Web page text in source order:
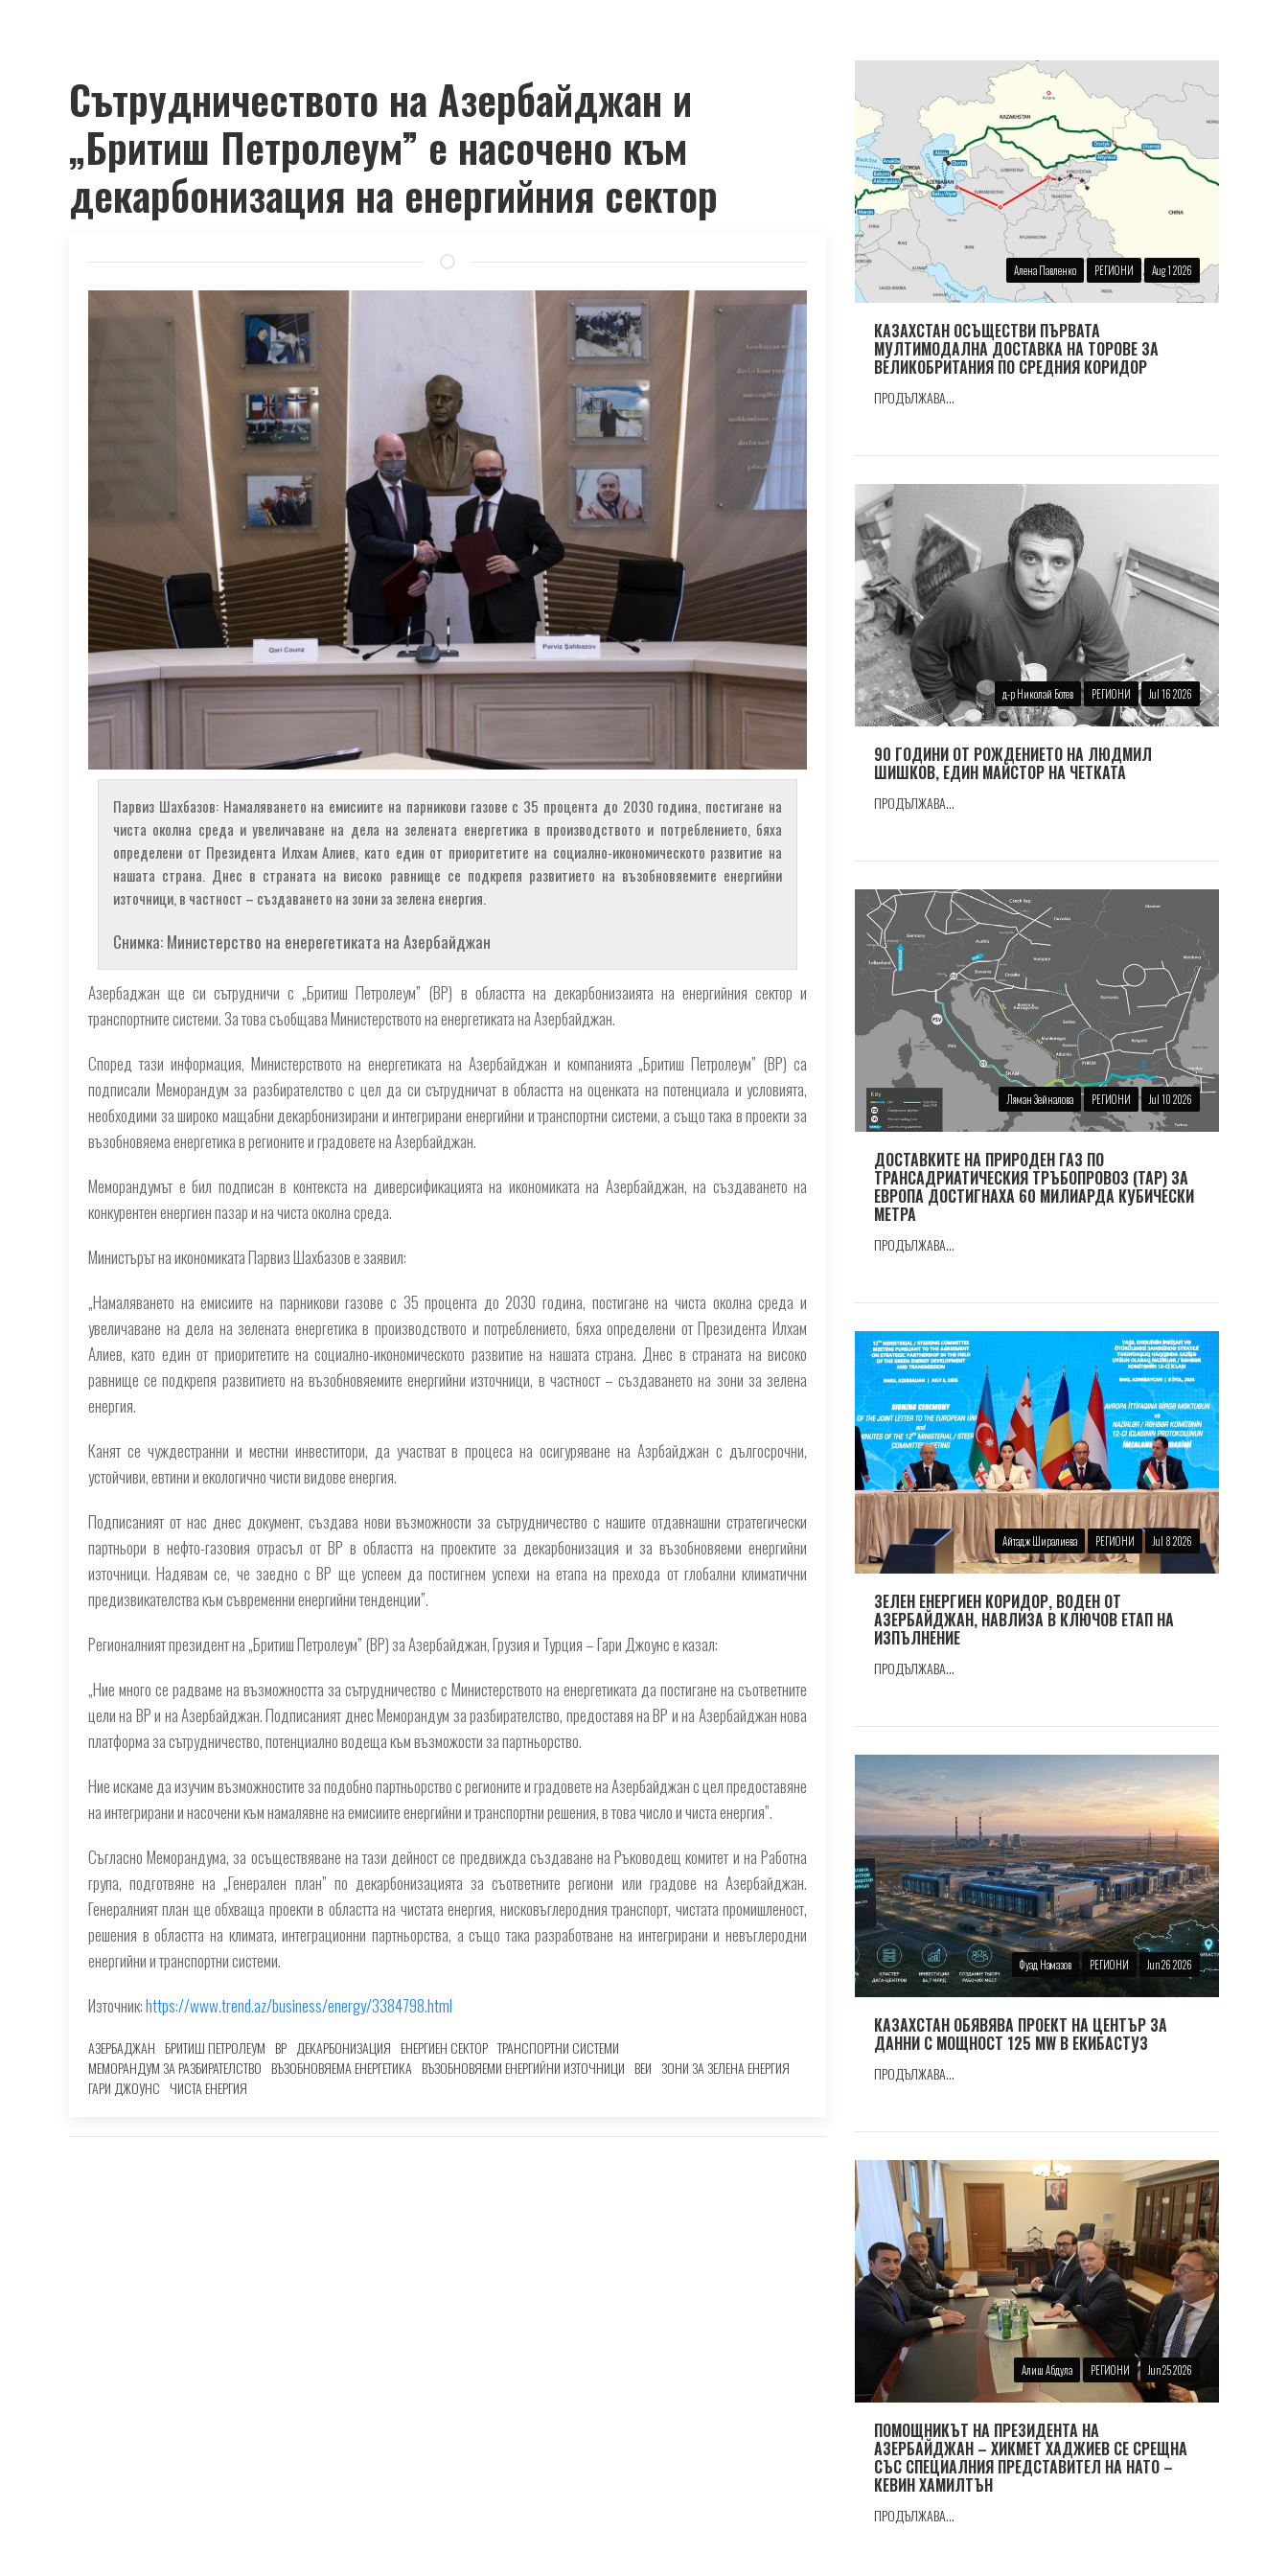
Сътрудничеството на Азербайджан и
„Бритиш Петролеум” е насочено към
декарбонизация на енергийния сектор
Парвиз Шахбазов: Намаляването на емисиите на парникови газове с 35 процента до 2030 година, постигане на
чиста околна среда и увеличаване на дела на зелената енергетика в производството и потреблението, бяха
определени от Президента Илхам Алиев, като един от приоритетите на социално-икономическото развитие на
нашата страна. Днес в страната на високо равнище се подкрепя развитието на възобновяемите енергийни
източници, в частност – създаването на зони за зелена енергия.
Снимка: Министерство на енерегетиката на Азербайджан
Азербаджан ще си сътрудничи с „Бритиш Петролеум” (BP) в областта на декарбонизаията на енергийния сектор и
транспортните системи. За това съобщава Министерството на енергетиката на Азербайджан.
Според тази информация, Министерството на енергетиката на Азербайджан и компанията „Бритиш Петролеум” (BP) са
подписали Меморандум за разбирателство с цел да си сътрудничат в областта на оценката на потенциала и условията,
необходими за широко мащабни декарбонизирани и интегрирани енергийни и транспортни системи, а също така в проекти за
възобновяема енергетика в регионите и градовете на Азербайджан.
Меморандумът е бил подписан в контекста на диверсификацията на икономиката на Азербайджан, на създаването на
конкурентен енергиен пазар и на чиста околна среда.
Министърът на икономиката Парвиз Шахбазов е заявил:
„Намаляването на емисиите на парникови газове с 35 процента до 2030 година, постигане на чиста околна среда и
увеличаване на дела на зелената енергетика в производството и потреблението, бяха определени от Президента Илхам
Алиев, като един от приоритетите на социално-икономическото развитие на нашата страна. Днес в страната на високо
равнище се подкрепя развитието на възобновяемите енергийни източници, в частност – създаването на зони за зелена
енергия.
Канят се чуждестранни и местни инвеститори, да участват в процеса на осигуряване на Азрбайджан с дългосрочни,
устойчиви, евтини и екологично чисти видове енергия.
Подписаният от нас днес документ, създава нови възможности за сътрудничество с нашите отдавнашни стратегически
партньори в нефто-газовия отрасъл от BP в областта на проектите за декарбонизация и за възобновяеми енергийни
източници. Надявам се, че заедно с BP ще успеем да постигнем успехи на етапа на прехода от глобални климатични
предизвикателства към съвременни енергийни тенденции”.
Регионалният президент на „Бритиш Петролеум” (BP) за Азербайджан, Грузия и Турция – Гари Джоунс е казал:
„Ние много се радваме на възможността за сътрудничество с Министерството на енергетиката да постигане на съответните
цели на BP и на Азербайджан. Подписаният днес Меморандум за разбирателство, предоставя на BP и на Азербайджан нова
платформа за сътрудничество, потенциално водеща към възможости за партньорство.
Ние искаме да изучим възможностите за подобно партньорство с регионите и градовете на Азербайджан с цел предоставяне
на интегрирани и насочени към намалявне на емисиите енергийни и транспортни решения, в това число и чиста енергия”.
Съгласно Меморандума, за осъществяване на тази дейност се предвижда създаване на Ръководещ комитет и на Работна
група, подготвяне на „Генерален план” по декарбонизацията за съответните региони или градове на Азербайджан.
Генералният план ще обхваща проекти в областта на чистата енергия, нисковъглеродния транспорт, чистата промишленост,
решения в областта на климата, интеграционни партньорства, а също така разработване на интегрирани и невъглеродни
енергийни и транспортни системи.
Източник:https://www.trend.az/business/energy/3384798.html
АЗЕРБАДЖАН БРИТИШ ПЕТРОЛЕУМ BP ДЕКАРБОНИЗАЦИЯ ЕНЕРГИЕН СЕКТОР ТРАНСПОРТНИ СИСТЕМИ
МЕМОРАНДУМ ЗА РАЗБИРАТЕЛСТВО ВЪЗОБНОВЯЕМА ЕНЕРГЕТИКА ВЪЗОБНОВЯЕМИ ЕНЕРГИЙНИ ИЗТОЧНИЦИ ВЕИ ЗОНИ ЗА ЗЕЛЕНА ЕНЕРГИЯ
ГАРИ ДЖОУНС ЧИСТА ЕНЕРГИЯ
Алена Павленко РЕГИОНИ Aug 1 2026
КАЗАХСТАН ОСЪЩЕСТВИ ПЪРВАТА
МУЛТИМОДАЛНА ДОСТАВКА НА ТОРОВЕ ЗА
ВЕЛИКОБРИТАНИЯ ПО СРЕДНИЯ КОРИДОР
ПРОДЪЛЖАВА...
д-р Николай Ботев РЕГИОНИ Jul 16 2026
90 ГОДИНИ ОТ РОЖДЕНИЕТО НА ЛЮДМИЛ
ШИШКОВ, ЕДИН МАЙСТОР НА ЧЕТКАТА
ПРОДЪЛЖАВА...
Ляман Зейналова РЕГИОНИ Jul 10 2026
ДОСТАВКИТЕ НА ПРИРОДЕН ГАЗ ПО
ТРАНСАДРИАТИЧЕСКИЯ ТРЪБОПРОВОЗ (TAP) ЗА
ЕВРОПА ДОСТИГНАХА 60 МИЛИАРДА КУБИЧЕСКИ
МЕТРА
ПРОДЪЛЖАВА...
Айтадж Ширалиева РЕГИОНИ Jul 8 2026
ЗЕЛЕН ЕНЕРГИЕН КОРИДОР, ВОДЕН ОТ
АЗЕРБАЙДЖАН, НАВЛИЗА В КЛЮЧОВ ЕТАП НА
ИЗПЪЛНЕНИЕ
ПРОДЪЛЖАВА...
Фуад Намазов РЕГИОНИ Jun 26 2026
КАЗАХСТАН ОБЯВЯВА ПРОЕКТ НА ЦЕНТЪР ЗА
ДАННИ С МОЩНОСТ 125 MW В ЕКИБАСТУЗ
ПРОДЪЛЖАВА...
Алиш Абдула РЕГИОНИ Jun 25 2026
ПОМОЩНИКЪТ НА ПРЕЗИДЕНТА НА
АЗЕРБАЙДЖАН – ХИКМЕТ ХАДЖИЕВ СЕ СРЕЩНА
СЪС СПЕЦИАЛНИЯ ПРЕДСТАВИТЕЛ НА НАТО –
КЕВИН ХАМИЛТЪН
ПРОДЪЛЖАВА...